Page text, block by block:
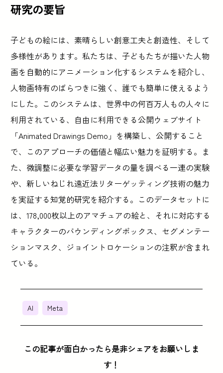
研究の要旨
子どもの絵には、素晴らしい創意工夫と創造性、そして
多様性があります。私たちは、子どもたちが描いた人物
画を自動的にアニメーション化するシステムを紹介し、
人物画特有のばらつきに強く、誰でも簡単に使えるよう
にした。このシステムは、世界中の何百万人もの人々に
利用されている、自由に利用できる公開ウェブサイト
「Animated Drawings Demo」を構築し、公開すること
で、このアプローチの価値と幅広い魅力を証明する。ま
た、微調整に必要な学習データの量を調べる一連の実験
や、新しいねじれ遠近法リターゲッティング技術の魅力
を実証する知覚的研究を紹介する。このデータセットに
は、178,000枚以上のアマチュアの絵と、それに対応する
キャラクターのバウンディングボックス、セグメンテー
ションマスク、ジョイントロケーションの注釈が含まれ
ている。
AI Meta
この記事が面白かったら是非シェアをお願いしま
す！